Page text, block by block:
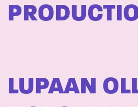
LUPAAN